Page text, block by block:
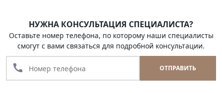
НУЖНА КОНСУЛЬТАЦИЯ СПЕЦИАЛИСТА?
Оставьте номер телефона, по которому наши специалисты
смогут с вами связаться для подробной консультации.
call ОТПРАВИТЬ